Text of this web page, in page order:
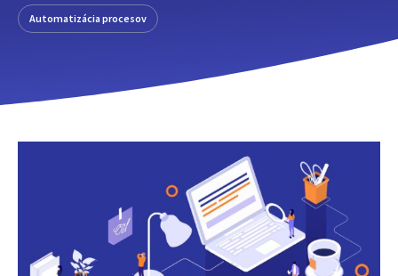
Automatizácia procesov